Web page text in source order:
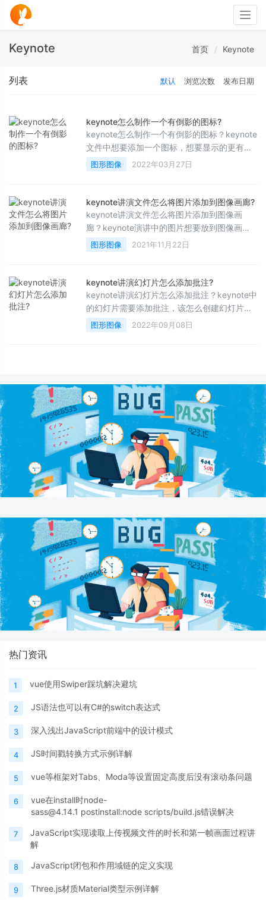
Keynote 首页 Keynote
列表 默认 浏览次数 发布日期
keynote怎么制作一个有倒影的图标?
keynote怎么制作一个有倒影的图标？keynote
文件中想要添加一个图标，想要显示的更有立
体感，该怎么给图标添加倒影呢？下面我们就
来看看详细的教程，需要的朋友可以参考下
图形图像 2022年03月27日
keynote讲演文件怎么将图片添加到图像画廊?
keynote讲演文件怎么将图片添加到图像画
廊？keynote演讲中的图片想要放到图像画廊
中，该怎么操作呢？下面我们就来看看详细的
教程，需要的朋友可以参考下
图形图像 2021年11月22日
keynote讲演幻灯片怎么添加批注?
keynote讲演幻灯片怎么添加批注？keynote中
的幻灯片需要添加批注，该怎么创建幻灯片批
注呢？下面我们就来看看详细的教程，需要的
朋友可以参考下
图形图像 2022年09月08日
热门资讯
1 vue使用Swiper踩坑解决避坑
2 JS语法也可以有C#的switch表达式
3 深入浅出JavaScript前端中的设计模式
4 JS时间戳转换方式示例详解
5 vue等框架对Tabs、Moda等设置固定高度后没有滚动条问题
6
vue在install时node-
sass@4.14.1 postinstall:node scripts/build.js错误解决
7
JavaScript实现读取上传视频文件的时长和第一帧画面过程讲
解
8 JavaScript闭包和作用域链的定义实现
9 Three.js材质Material类型示例详解